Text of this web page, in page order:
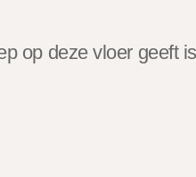
op deze vloer geeft